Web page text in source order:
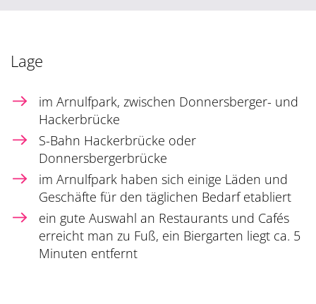
Lage
im Arnulfpark, zwischen Donnersberger- und
Hackerbrücke
S-Bahn Hackerbrücke oder
Donnersbergerbrücke
im Arnulfpark haben sich einige Läden und
Geschäfte für den täglichen Bedarf etabliert
ein gute Auswahl an Restaurants und Cafés
erreicht man zu Fuß, ein Biergarten liegt ca. 5
Minuten entfernt